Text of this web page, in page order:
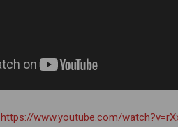
https://www.youtube.com/